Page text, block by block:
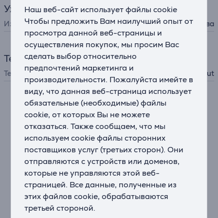
Наш веб-сайт использует файлы cookie
Чтобы предложить Вам наилучший опыт от
просмотра данной веб-страницы и
осуществления покупок, мы просим Вас
сделать выбор относительно
предпочтений маркетинга и
производительности. Пожалуйста имейте в
виду, что данная веб-страница использует
обязательные (необходимые) файлы
cookie, от которых Вы не можете
отказаться. Также сообщаем, что мы
используем cookie файлы сторонних
поставщиков услуг (третьих сторон). Они
отправляются с устройств или доменов,
которые не управляются этой веб-
страницей. Все данные, полученные из
этих файлов cookie, обрабатываются
третьей стороной.
Уход за лицом
Изделие бритва
Технологии
Технологии PowerCut
Описание
Эргономичный дизайн для удобства использования
Всегда удобный хват. Эргономичная прорезиненная
ручка обеспечит безопасность и комфорт, даже если
держать бритву мокрыми руками.
Защитная крышка поддерживает чистоту
бритвенной головки между сеансами бритья
Поддерживайте безопасность и чистоту защитной